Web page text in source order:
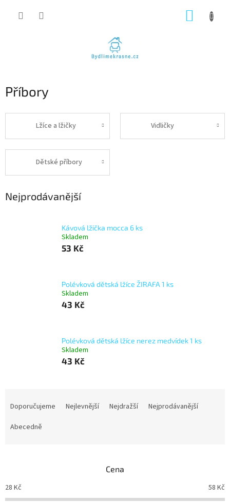
Příbory
Lžíce a lžičky Vidličky
Dětské příbory
Nejprodávanější
Kávová lžička mocca 6 ks
Skladem
53 Kč
Polévková dětská lžíce ŽIRAFA 1 ks
Skladem
43 Kč
Polévková dětská lžíce nerez medvídek 1 ks
Skladem
43 Kč
o
d
Doporučujeme Nejlevnější Nejdražší
Nejprodávanější
Abecedně
Cena
28 Kč 58 Kč